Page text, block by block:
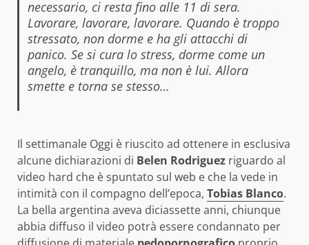
necessario, ci resta fino alle 11 di sera.
Lavorare, lavorare, lavorare. Quando è troppo
stressato, non dorme e ha gli attacchi di
panico. Se si cura lo stress, dorme come un
angelo, è tranquillo, ma non è lui. Allora
smette e torna se stesso…
Il settimanale Oggi è riuscito ad ottenere in esclusiva
alcune dichiarazioni di Belen Rodriguez riguardo al
video hard che è spuntato sul web e che la vede in
intimità con il compagno dell’epoca, Tobias Blanco.
La bella argentina aveva diciassette anni, chiunque
abbia diffuso il video potrà essere condannato per